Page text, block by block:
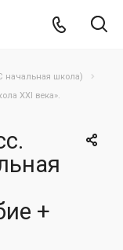
начальная школа)
XXI века».
+